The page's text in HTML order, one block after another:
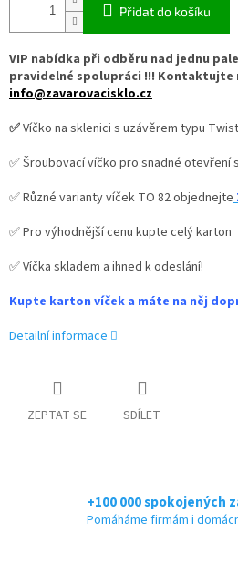
Přidat do košíku
VIP nabídka při odběru nad jednu
pravidelné spolupráci !!! Kontaktujte
info@zavarovacisklo.cz
✅Víčko na sklenici s uzávěrem typu
✅ Šroubovací víčko pro snadné otevření
✅ Různé varianty víček TO 82 objednejte
✅ Pro výhodnější cenu kupte celý karton
✅ Víčka skladem a ihned k odeslání!
Kupte karton víček a máte na něj
Detailní informace
ZEPTAT SE SDÍLET
+100 000 spokojených
Pomáháme firmám i